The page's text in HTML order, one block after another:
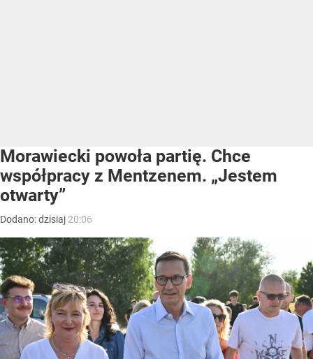
Morawiecki powoła partię. Chce
współpracy z Mentzenem. „Jestem
otwarty”
Dodano:dzisiaj 20:06